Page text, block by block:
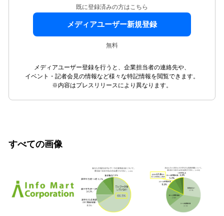
既に登録済みの方はこちら
メディアユーザー新規登録
無料
メディアユーザー登録を行うと、企業担当者の連絡先や、
イベント・記者会見の情報など様々な特記情報を閲覧できます。
※内容はプレスリリースにより異なります。
すべての画像